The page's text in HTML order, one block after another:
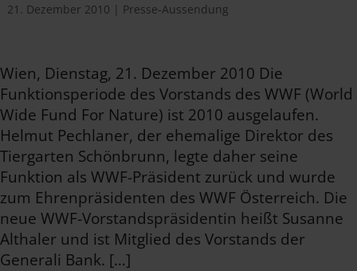
21. Dezember 2010 | Presse-Aussendung
Wien, Dienstag, 21. Dezember 2010 Die
Funktionsperiode des Vorstands des WWF (World
Wide Fund For Nature) ist 2010 ausgelaufen.
Helmut Pechlaner, der ehemalige Direktor des
Tiergarten Schönbrunn, legte daher seine
Funktion als WWF-Präsident zurück und wurde
zum Ehrenpräsidenten des WWF Österreich. Die
neue WWF-Vorstandspräsidentin heißt Susanne
Althaler und ist Mitglied des Vorstands der
Generali Bank. […]